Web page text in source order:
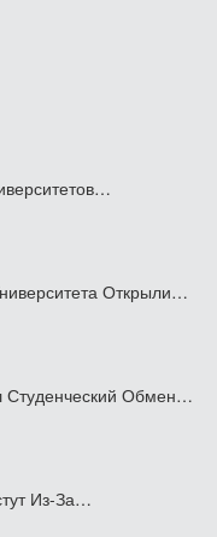
Открыли…
Студенческий Обмен…
Из-За…